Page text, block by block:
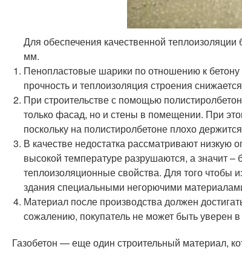
Для обеспечения качественной
мм.
Пенопластовые шарики по отношению к
прочность и теплоизоляция строения
При строительстве с помощью
только фасад, но и стены в помещении. При
поскольку на полистиролбетоне плохо
В качестве недостатка рассматривают низкую
высокой температуре разрушаются, а значит –
теплоизоляционные свойства. Для того чтобы
здания специальными негорючими
Материал после производства должен
сожалению, покупатель не может быть уверен
Газобетон — еще один строительный материал,